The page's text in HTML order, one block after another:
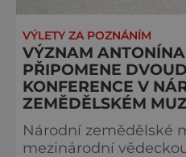
VÝLETY ZA POZNÁNÍM
VÝZNAM
PŘIPOMENE
KONFERENCE V
ZEMĚDĚLSKÉM
Národní zemědělské
mezinárodní